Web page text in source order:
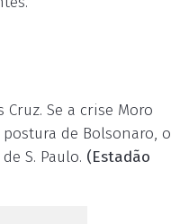
Se a crise Moro
de Bolsonaro, o
S. Paulo. (Estadão